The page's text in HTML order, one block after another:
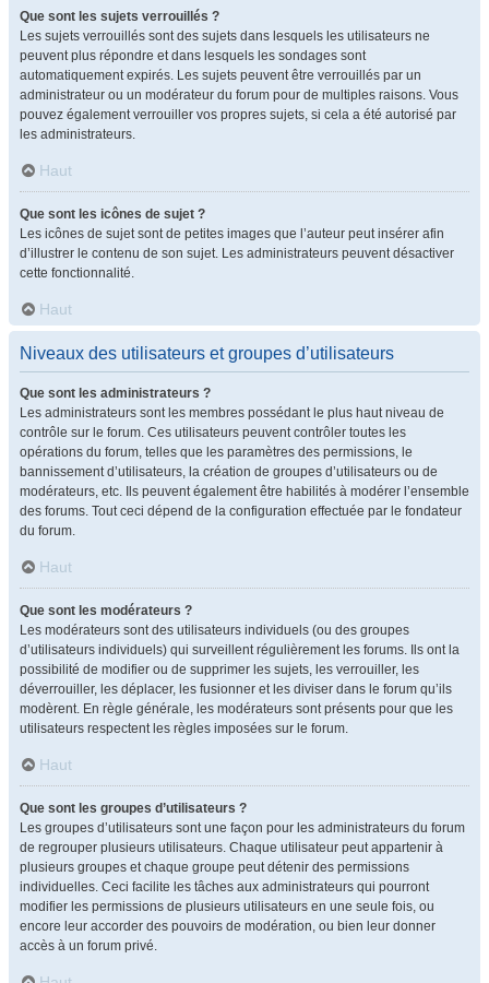
Que sont les sujets verrouillés ?
Les sujets verrouillés sont des sujets dans lesquels les utilisateurs ne
peuvent plus répondre et dans lesquels les sondages sont
automatiquement expirés. Les sujets peuvent être verrouillés par un
administrateur ou un modérateur du forum pour de multiples raisons. Vous
pouvez également verrouiller vos propres sujets, si cela a été autorisé par
les administrateurs.
Haut
Que sont les icônes de sujet ?
Les icônes de sujet sont de petites images que l’auteur peut insérer afin
d’illustrer le contenu de son sujet. Les administrateurs peuvent désactiver
cette fonctionnalité.
Haut
Niveaux des utilisateurs et groupes d’utilisateurs
Que sont les administrateurs ?
Les administrateurs sont les membres possédant le plus haut niveau de
contrôle sur le forum. Ces utilisateurs peuvent contrôler toutes les
opérations du forum, telles que les paramètres des permissions, le
bannissement d’utilisateurs, la création de groupes d’utilisateurs ou de
modérateurs, etc. Ils peuvent également être habilités à modérer l’ensemble
des forums. Tout ceci dépend de la configuration effectuée par le fondateur
du forum.
Haut
Que sont les modérateurs ?
Les modérateurs sont des utilisateurs individuels (ou des groupes
d’utilisateurs individuels) qui surveillent régulièrement les forums. Ils ont la
possibilité de modifier ou de supprimer les sujets, les verrouiller, les
déverrouiller, les déplacer, les fusionner et les diviser dans le forum qu’ils
modèrent. En règle générale, les modérateurs sont présents pour que les
utilisateurs respectent les règles imposées sur le forum.
Haut
Que sont les groupes d’utilisateurs ?
Les groupes d’utilisateurs sont une façon pour les administrateurs du forum
de regrouper plusieurs utilisateurs. Chaque utilisateur peut appartenir à
plusieurs groupes et chaque groupe peut détenir des permissions
individuelles. Ceci facilite les tâches aux administrateurs qui pourront
modifier les permissions de plusieurs utilisateurs en une seule fois, ou
encore leur accorder des pouvoirs de modération, ou bien leur donner
accès à un forum privé.